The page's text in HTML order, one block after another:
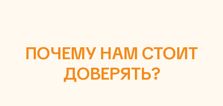
ПОЧЕМУ НАМ СТОИТ
ДОВЕРЯТЬ?